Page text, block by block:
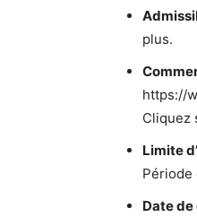
plus.
https://
Cliquez
Limite
Période
Date